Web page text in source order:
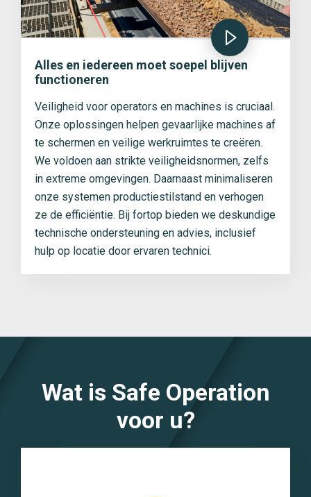
Alles en iedereen moet soepel blijven
functioneren
Veiligheid voor operators en machines is cruciaal.
Onze oplossingen helpen gevaarlijke machines af
te schermen en veilige werkruimtes te creëren.
We voldoen aan strikte veiligheidsnormen, zelfs
in extreme omgevingen. Daarnaast minimaliseren
onze systemen productiestilstand en verhogen
ze de efficiëntie. Bij fortop bieden we deskundige
technische ondersteuning en advies, inclusief
hulp op locatie door ervaren technici.
Wat is Safe Operation
voor u?